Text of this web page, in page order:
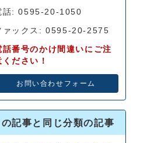
話: 0595-20-1050
ァックス: 0595-20-2575
話番号のかけ間違いにご注
ください！
お問い合わせフォーム
の記事と同じ分類の記事